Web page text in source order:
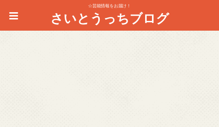
☆芸能情報をお届け！
さいとうっちブログ